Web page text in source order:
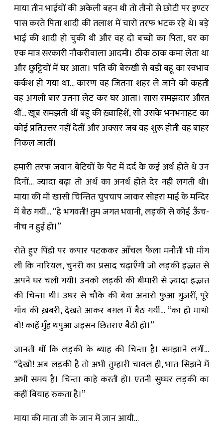
माया तीन भाईयों की अकेली बहन थी तो तीनों से छोटी पर इण्टर
पास करते पिता शादी की तलाश में चारों तरफ भटक रहे थे। बड़े
भाई की शादी हो चुकी थी और वह दो बच्चों का पिता, घर का
एक मात्र सरकारी नौकरीवाला आदमी। ठीक ठाक कमा लेता था
और छुट्टियों में घर आता। पति की बेरुखी से बड़ी बहू का स्वभाव
कर्कश हो गया था… कारण वह जितना शहर ले जाने को कहती
वह अगली बार उतना लेट कर घर आता। सास समझदार औरत
थीं… ख़ूब समझती थीं बहू की ख़्वाहिशें, सो उसके भनभनाहट का
कोई प्रतिउत्तर नहीं देतीं और अक्सर जब वह शुरू होती वह बाहर
निकल जातीं।
हमारी तरफ जवान बेटियों के पेट में दर्द के कई अर्थ होते थे उन
दिनों… ज़्यादा बढ़ा तो अर्थ का अनर्थ होते देर नहीं लगती थी।
माया की माँ खासी चिन्तित चुपचाप जाकर सोहरा माई के मन्दिर
में बैठ गयीं… “हे भगवती! तुम जगत भवानी, लड़की से कोई ऊँँच-
नीच न हुई हो।”
रोते हुए पिंडी पर कपार पटककर आँचल फैला मनौती भी माँग
ली कि नारियल, चुनरी का प्रसाद चढ़ाएँगी जो लड़की इज़्ज़त से
अपने घर चली गयी। उनको लड़की की बीमारी से ज़्यादा इज़्ज़त
की चिन्ता थी। उधर से चौके की बेवा अनारो फुआ गुज़रीं, पूरे
गाँव की ख़बरी, देखते आकर बग़ल में बैठ गयीं… “का हो माधो
बो! काहें मुँह थपुआ जइसन छितराए बैठी हो।”
जानती थीं कि लड़की के ब्याह की चिन्ता है। समझाने लगीं…
“देखो! अब लड़की है तो अभी तुम्हारी चावल ही, भात सिझने में
अभी समय है। चिन्ता काहे करती हो। एतनी सुघ्घर लड़की का
कहीं बियाह रुकता है।”
माया की माता जी के जान में जान आयी…